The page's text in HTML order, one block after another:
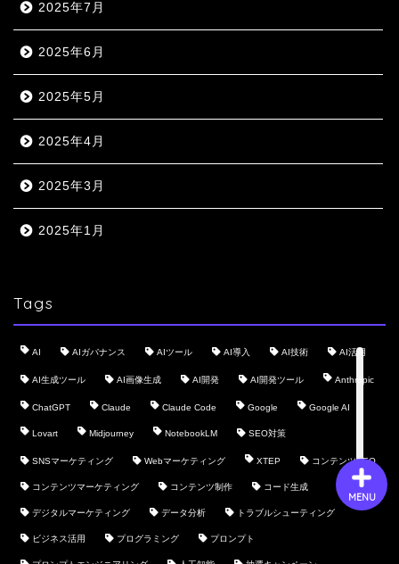
2025年7月
2025年6月
2025年5月
2025年4月
2025年3月
2025年1月
Tags
AI AIガバナンス AIツール AI導入 AI技術 AI活用
AI生成ツール AI画像生成 AI開発 AI開発ツール Anthropic
ChatGPT Claude Claude Code Google Google AI
Lovart Midjourney NotebookLM SEO対策
SNSマーケティング Webマーケティング XTEP コンテンツSEO
コンテンツマーケティング コンテンツ制作 コード生成
デジタルマーケティング データ分析 トラブルシューティング
ビジネス活用 プログラミング プロンプト
MENU
採用情報
お問い合わせ